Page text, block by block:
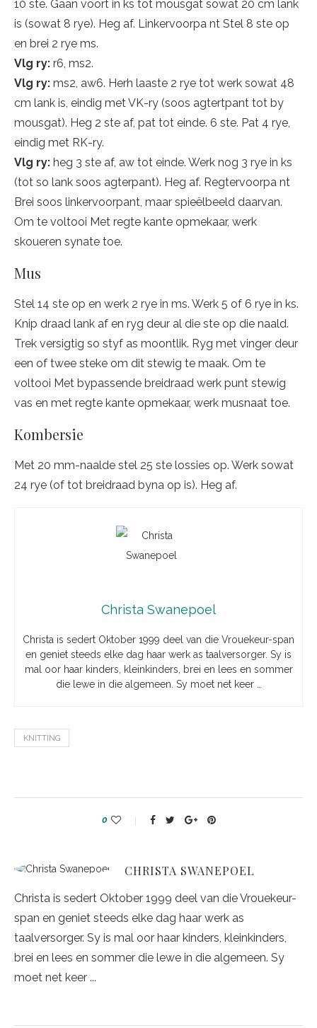
10 ste. Gaan voort in ks tot mousgat sowat 20 cm lank
is (sowat 8 rye). Heg af. Linkervoorpa nt Stel 8 ste op
en brei 2 rye ms.
Vlg ry: r6, ms2.
Vlg ry: ms2, aw6. Herh laaste 2 rye tot werk sowat 48
cm lank is, eindig met VK-ry (soos agtertpant tot by
mousgat). Heg 2 ste af, pat tot einde. 6 ste. Pat 4 rye,
eindig met RK-ry.
Vlg ry: heg 3 ste af, aw tot einde. Werk nog 3 rye in ks
(tot so lank soos agterpant). Heg af. Regtervoorpa nt
Brei soos linkervoorpant, maar spieëlbeeld daarvan.
Om te voltooi Met regte kante opmekaar, werk
skoueren synate toe.
Mus
Stel 14 ste op en werk 2 rye in ms. Werk 5 of 6 rye in ks.
Knip draad lank af en ryg deur al die ste op die naald.
Trek versigtig so styf as moontlik. Ryg met vinger deur
een of twee steke om dit stewig te maak. Om te
voltooi Met bypassende breidraad werk punt stewig
vas en met regte kante opmekaar, werk musnaat toe.
Kombersie
Met 20 mm-naalde stel 25 ste lossies op. Werk sowat
24 rye (of tot breidraad byna op is). Heg af.
Christa Swanepoel
Christa is sedert Oktober 1999 deel van die Vrouekeur-span
en geniet steeds elke dag haar werk as taalversorger. Sy is
mal oor haar kinders, kleinkinders, brei en lees en sommer
die lewe in die algemeen. Sy moet net keer …
KNITTING
0
CHRISTA SWANEPOEL
Christa is sedert Oktober 1999 deel van die Vrouekeur-
span en geniet steeds elke dag haar werk as
taalversorger. Sy is mal oor haar kinders, kleinkinders,
brei en lees en sommer die lewe in die algemeen. Sy
moet net keer ...